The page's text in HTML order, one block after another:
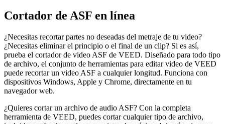
Cortador de ASF en línea
¿Necesitas recortar partes no deseadas del metraje de tu video?
¿Necesitas eliminar el principio o el final de un clip? Si es así,
prueba el cortador de video ASF de VEED. Diseñado para todo tipo
de archivo, el conjunto de herramientas para editar video de VEED
puede recortar un video ASF a cualquier longitud. Funciona con
dispositivos Windows, Apple y Chrome, directamente en tu
navegador web.
¿Quieres cortar un archivo de audio ASF? Con la completa
herramienta de VEED, puedes cortar cualquier tipo de archivo,